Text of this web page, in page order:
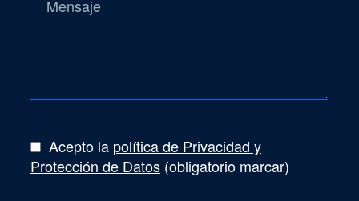
Acepto la política de Privacidad y
Protección de Datos (obligatorio marcar)